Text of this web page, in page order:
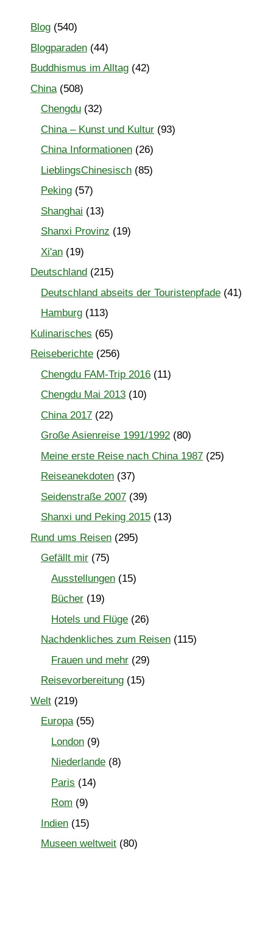
Blog (540)
Blogparaden (44)
Buddhismus im Alltag (42)
China (508)
Chengdu (32)
China – Kunst und Kultur (93)
China Informationen (26)
LieblingsChinesisch (85)
Peking (57)
Shanghai (13)
Shanxi Provinz (19)
Xi'an (19)
Deutschland (215)
Deutschland abseits der Touristenpfade (41)
Hamburg (113)
Kulinarisches (65)
Reiseberichte (256)
Chengdu FAM-Trip 2016 (11)
Chengdu Mai 2013 (10)
China 2017 (22)
Große Asienreise 1991/1992 (80)
Meine erste Reise nach China 1987 (25)
Reiseanekdoten (37)
Seidenstraße 2007 (39)
Shanxi und Peking 2015 (13)
Rund ums Reisen (295)
Gefällt mir (75)
Ausstellungen (15)
Bücher (19)
Hotels und Flüge (26)
Nachdenkliches zum Reisen (115)
Frauen und mehr (29)
Reisevorbereitung (15)
Welt (219)
Europa(55)
London (9)
Niederlande (8)
Paris (14)
Rom (9)
Indien (15)
Museen weltweit (80)